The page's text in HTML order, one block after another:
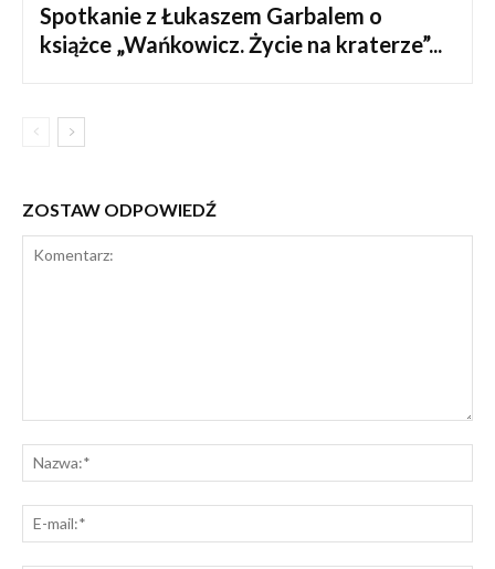
Spotkanie z Łukaszem Garbalem o
książce „Wańkowicz. Życie na kraterze”...
ZOSTAW ODPOWIEDŹ